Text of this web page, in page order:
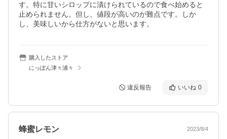
す。特に甘いシロップに漬けられているので食べ始めると
止められません。但し、値段が高いのが難点です。しか
し、美味しいから仕方がないと思います。
購入したストア
にっぽん津々浦々
違反報告 いいね 0
蜂蜜レモン 2023/8/4